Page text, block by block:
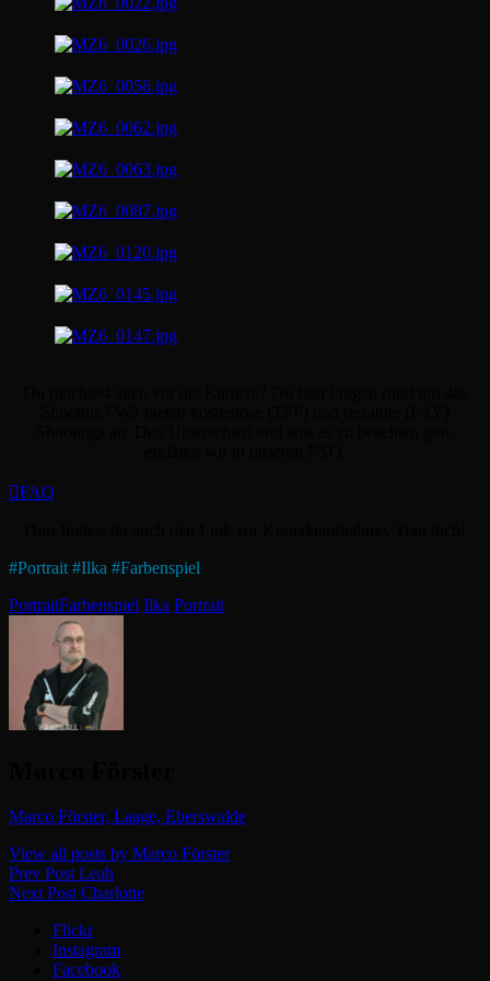
FAQ
#Portrait #Ilka #Farbenspiel
Categories
PortraitTags,
Farbenspiel Ilka Portrait
Marco Förster, Laage, Eberswalde
View all posts by Marco Förster
Beitragsnavigation
Previous
Post
Prev Post Leah
Next
Next Post Charlotte
Flickr
Instagram
Facebook